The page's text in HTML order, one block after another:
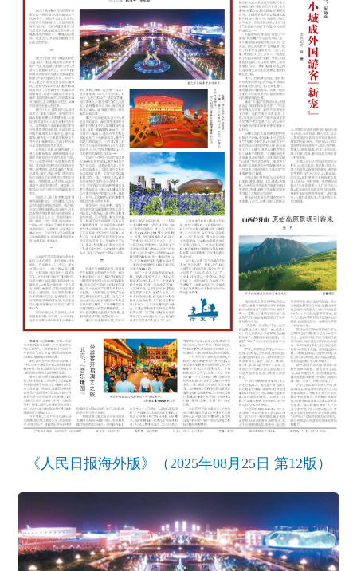
《人民日报海外版》（2025年08月25日 第12版）